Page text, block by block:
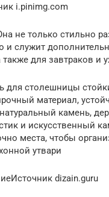
i.pinimg.com
не только стильно
и служит
также для завтраков и
для столешницы
материал,
камень,
и искусственный
места, чтобы
утвари
dizain.guru